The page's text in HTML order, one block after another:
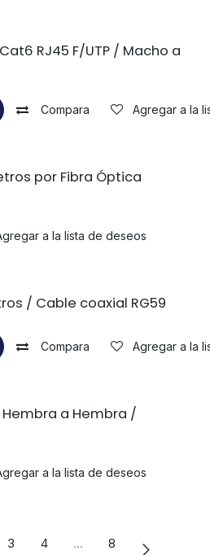
RJ45 F/UTP / Macho a
Compara Agregar a la
por Fibra Óptica
a la lista de deseos
/ Cable coaxial RG59
Compara Agregar a la
a Hembra /
a la lista de deseos
3 4 … 8